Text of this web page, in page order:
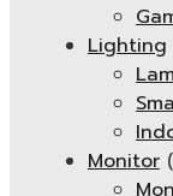
Lighting
Monitor